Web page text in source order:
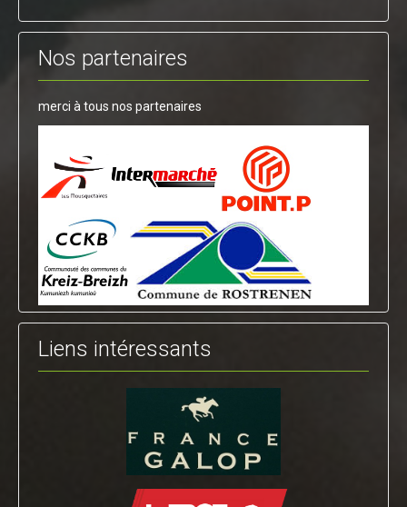
Nos partenaires
merci à tous nos partenaires
Liens intéressants